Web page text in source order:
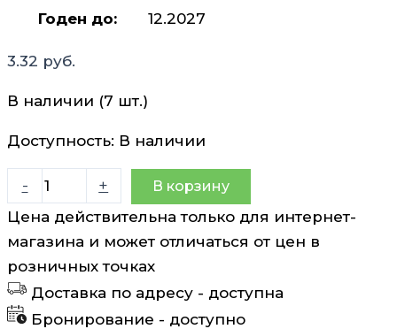
Годен до:
12.2027
3.32 руб.
В наличии (7 шт.)
Доступность: В наличии
-
Количество
товара
Горчичник-
10
шт
+ В корзину
Цена действительна только для интернет-
магазина и может отличаться от цен в
розничных точках
Доставка по адресу - доступна
Бронирование - доступно